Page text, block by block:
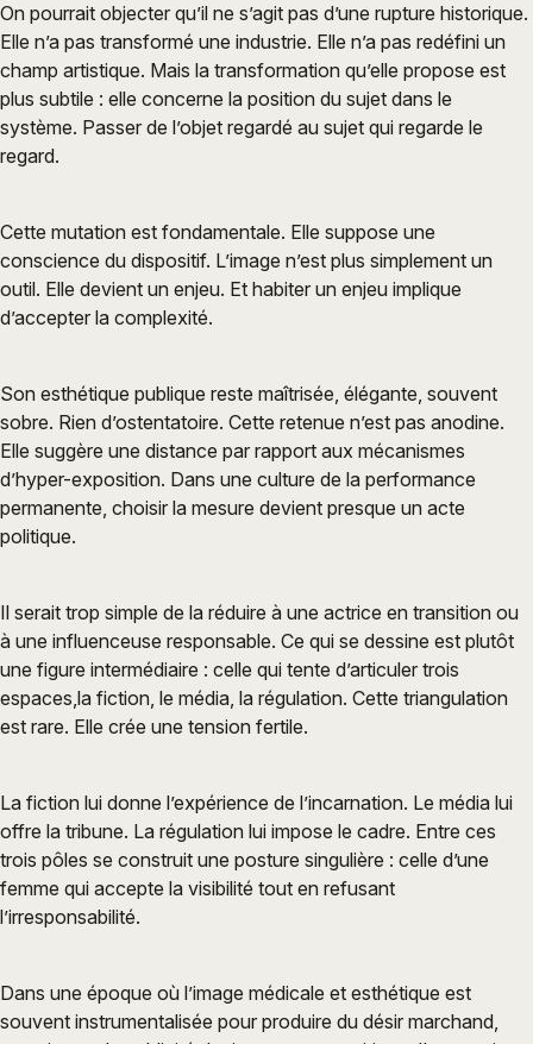
On pourrait objecter qu’il ne s’agit pas d’une rupture historique.
Elle n’a pas transformé une industrie. Elle n’a pas redéfini un
champ artistique. Mais la transformation qu’elle propose est
plus subtile : elle concerne la position du sujet dans le
système. Passer de l’objet regardé au sujet qui regarde le
regard.
Cette mutation est fondamentale. Elle suppose une
conscience du dispositif. L’image n’est plus simplement un
outil. Elle devient un enjeu. Et habiter un enjeu implique
d’accepter la complexité.
Son esthétique publique reste maîtrisée, élégante, souvent
sobre. Rien d’ostentatoire. Cette retenue n’est pas anodine.
Elle suggère une distance par rapport aux mécanismes
d’hyper-exposition. Dans une culture de la performance
permanente, choisir la mesure devient presque un acte
politique.
Il serait trop simple de la réduire à une actrice en transition ou
à une influenceuse responsable. Ce qui se dessine est plutôt
une figure intermédiaire : celle qui tente d’articuler trois
espaces,la fiction, le média, la régulation. Cette triangulation
est rare. Elle crée une tension fertile.
La fiction lui donne l’expérience de l’incarnation. Le média lui
offre la tribune. La régulation lui impose le cadre. Entre ces
trois pôles se construit une posture singulière : celle d’une
femme qui accepte la visibilité tout en refusant
l’irresponsabilité.
Dans une époque où l’image médicale et esthétique est
souvent instrumentalisée pour produire du désir marchand,